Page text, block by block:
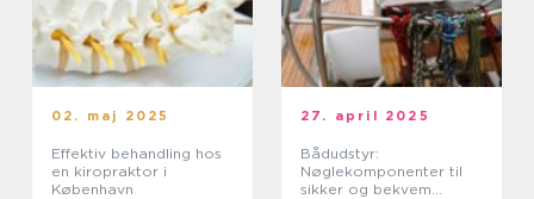
02. maj 2025
Effektiv behandling hos
en kiropraktor i
København
27. april 2025
Bådudstyr:
Nøglekomponenter til
sikker og bekvem